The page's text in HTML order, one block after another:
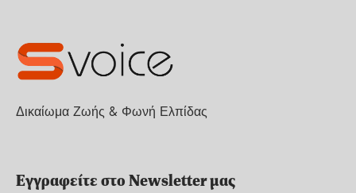
Δικαίωμα Ζωής & Φωνή Ελπίδας
Εγγραφείτε στο Newsletter μας